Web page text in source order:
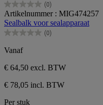
(0)
0.0
van
de
5
Artikelnummer : MIG474257
Sealbalk voor sealapparaat
(0)
0.0
van
de
5
sterren.
Vanaf
€ 64,50 excl. BTW
€ 78,05 incl. BTW
Per stuk